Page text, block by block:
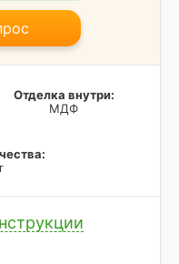
Отделка внутри:
МДФ